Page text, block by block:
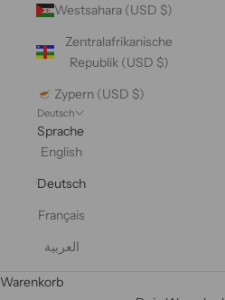
Westsahara (USD $)
Zentralafrikanische
Republik (USD $)
Zypern (USD $)
Deutsch
Sprache
English
Deutsch
Français
العربية
Warenkorb